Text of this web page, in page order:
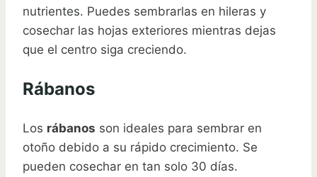
nutrientes. Puedes sembrarlas en hileras y
cosechar las hojas exteriores mientras dejas
que el centro siga creciendo.
Rábanos
Los rábanos son ideales para sembrar en
otoño debido a su rápido crecimiento. Se
pueden cosechar en tan solo 30 días.